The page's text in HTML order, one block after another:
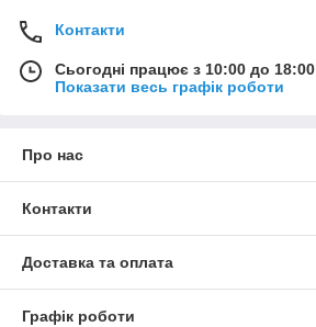
Контакти
Сьогодні працює з 10:00 до 18:00
Показати весь графік роботи
Про нас
Контакти
Доставка та оплата
Графік роботи